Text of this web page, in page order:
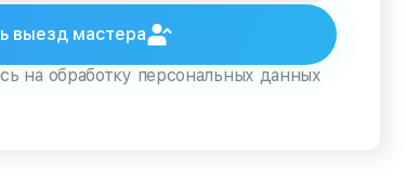
выезд мастера
на обработку персональных данных